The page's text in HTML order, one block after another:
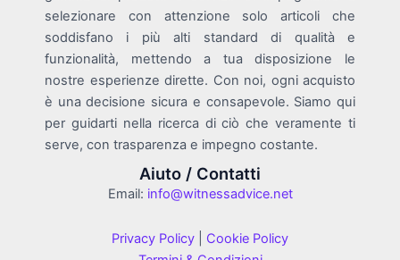
selezionare con attenzione solo articoli che
soddisfano i più alti standard di qualità e
funzionalità, mettendo a tua disposizione le
nostre esperienze dirette. Con noi, ogni acquisto
è una decisione sicura e consapevole. Siamo qui
per guidarti nella ricerca di ciò che veramente ti
serve, con trasparenza e impegno costante.
Aiuto / Contatti
Email: info@witnessadvice.net
Privacy Policy
Cookie Policy